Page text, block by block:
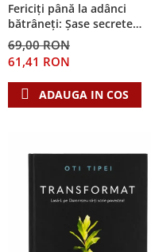
Fericiți până la adânci
bătrâneți: Șase secrete
pentru o căsnicie reușită
69,00 RON
61,41 RON
ADAUGA IN COS